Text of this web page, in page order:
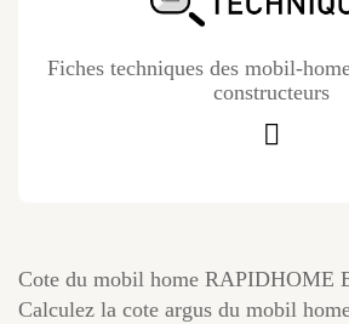
Fiches techniques des mobil-
constructeurs
Cote du mobil home RAPIDHOME
Calculez la cote argus du mobil